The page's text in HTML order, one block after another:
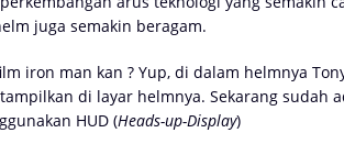
juga semakin beragam.
iron man kan ? Yup, di dalam helmnya
di layar helmnya. Sekarang sudah
HUD (Heads-up-Display)